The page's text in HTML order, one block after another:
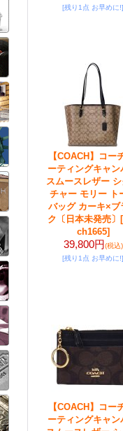
[残り1点 お早めに!]
【COACH】コー
ーティングキャン
スムースレザー
チャー モリー ト
バッグ カーキ×ブ
ク〔日本未発売〕
ch1665]
39,800円(税込)
[残り1点 お早めに!]
【COACH】コー
ーティングキャン